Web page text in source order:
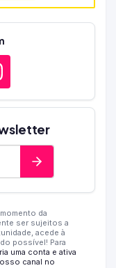
da
ser sujeitos a
acede à
possível! Para
uma conta e ativa
canal no